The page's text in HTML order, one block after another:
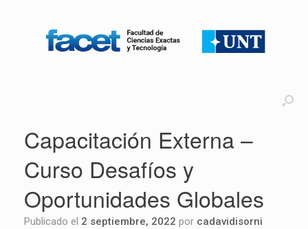
Capacitación Externa –
Curso Desafíos y
Oportunidades Globales
Publicado el 2 septiembre, 2022 por cadavidisorni